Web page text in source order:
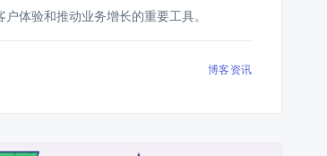
体验和推动业务增长的重要工具。
博客资讯